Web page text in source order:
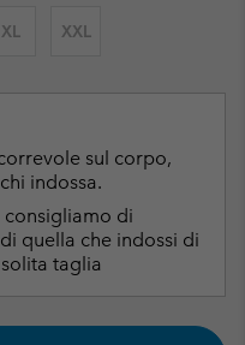
XL XXL
sul corpo,
indossa.
consigliamo di
quella che indossi di
taglia